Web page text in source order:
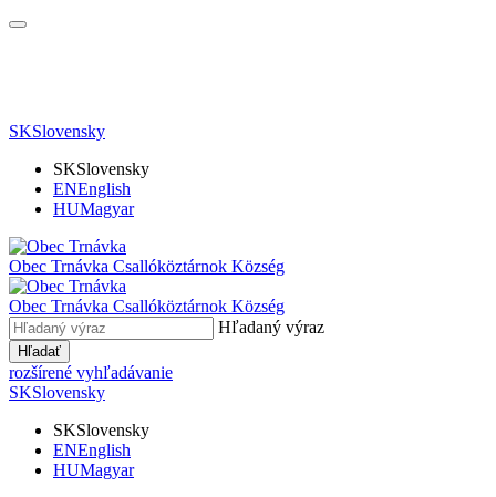
SKSlovensky
SKSlovensky
ENEnglish
HUMagyar
Obec Trnávka Csallóköztárnok Község
Obec Trnávka Csallóköztárnok Község
Hľadaný výraz
Hľadať
rozšírené vyhľadávanie
SKSlovensky
SKSlovensky
ENEnglish
HUMagyar